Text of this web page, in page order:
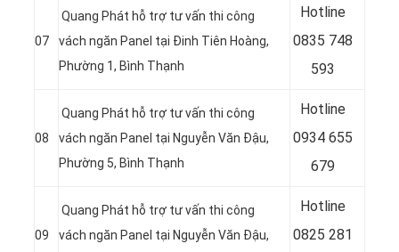
07
Quang Phát hỗ trợ tư vấn thi công
vách ngăn Panel tại Đinh Tiên Hoàng,
Phường 1, Bình Thạnh
Hotline
0835 748
593
08
Quang Phát hỗ trợ tư vấn thi công
vách ngăn Panel tại Nguyễn Văn Đậu,
Phường 5, Bình Thạnh
Hotline
0934 655
679
09
Quang Phát hỗ trợ tư vấn thi công
vách ngăn Panel tại Nguyễn Văn Đậu,
Hotline
0825 281